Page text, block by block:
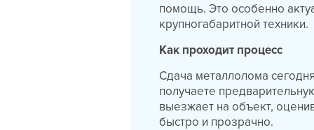
помощь. Это особенно
крупногабаритной техники.
Как проходит процесс
Сдача металлолома
получаете
выезжает на объект,
быстро и прозрачно.